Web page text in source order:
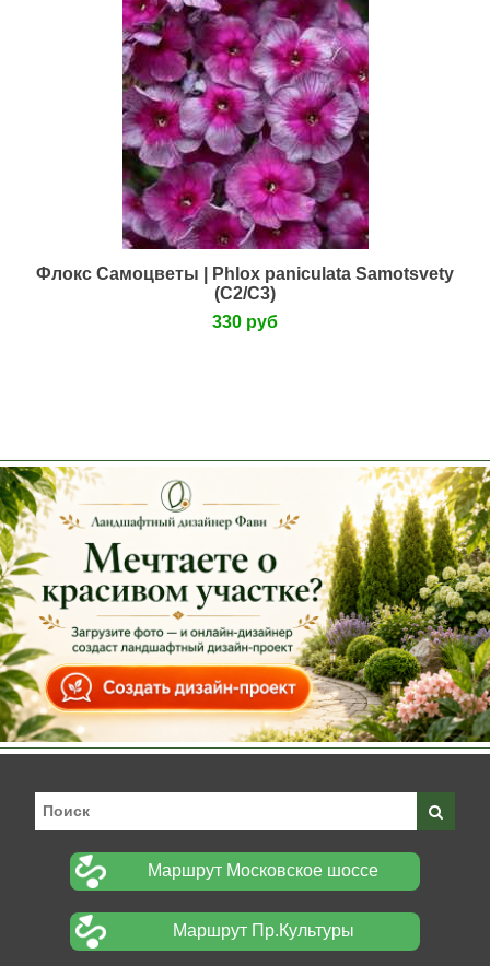
Флокс Самоцветы | Phlox paniculata Samotsvety
(С2/С3)
330 руб
Маршрут Московское шоссе
Маршрут Пр.Культуры